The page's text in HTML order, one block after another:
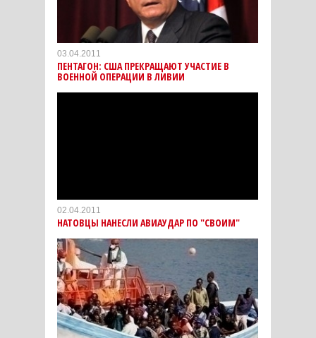
03.04.2011
ПЕНТАГОН: США ПРЕКРАЩАЮТ УЧАСТИЕ В
ВОЕННОЙ ОПЕРАЦИИ В ЛИВИИ
02.04.2011
НАТОВЦЫ НАНЕСЛИ АВИАУДАР ПО "СВОИМ"